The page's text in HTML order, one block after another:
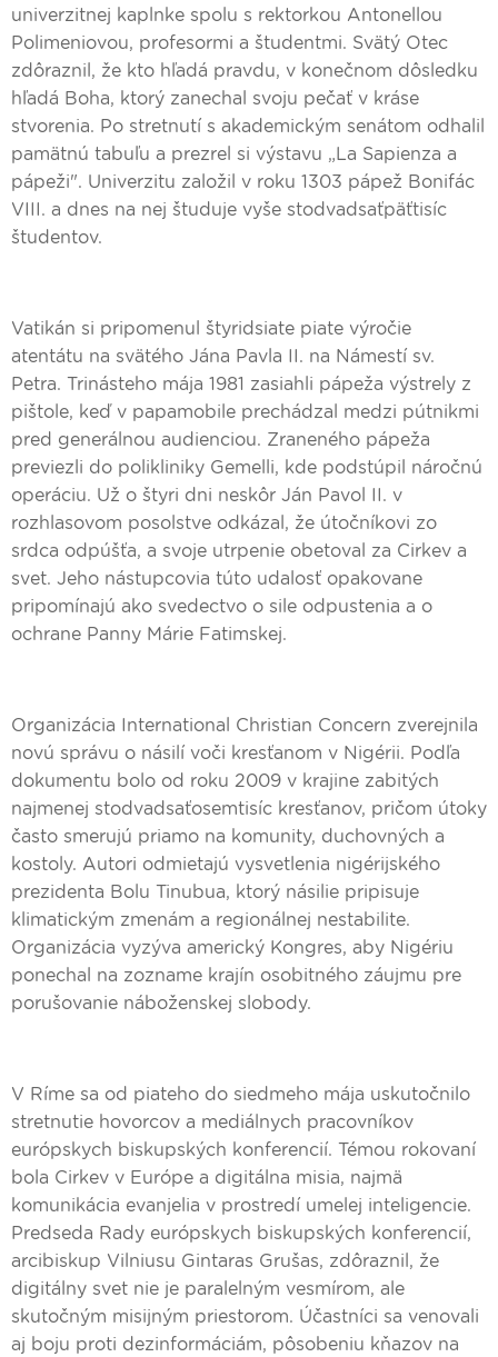
univerzitnej kaplnke spolu s rektorkou Antonellou
Polimeniovou, profesormi a študentmi. Svätý Otec
zdôraznil, že kto hľadá pravdu, v konečnom dôsledku
hľadá Boha, ktorý zanechal svoju pečať v kráse
stvorenia. Po stretnutí s akademickým senátom odhalil
pamätnú tabuľu a prezrel si výstavu „La Sapienza a
pápeži". Univerzitu založil v roku 1303 pápež Bonifác
VIII. a dnes na nej študuje vyše stodvadsaťpäťtisíc
študentov.
Vatikán si pripomenul štyridsiate piate výročie
atentátu na svätého Jána Pavla II. na Námestí sv.
Petra. Trinásteho mája 1981 zasiahli pápeža výstrely z
pištole, keď v papamobile prechádzal medzi pútnikmi
pred generálnou audienciou. Zraneného pápeža
previezli do polikliniky Gemelli, kde podstúpil náročnú
operáciu. Už o štyri dni neskôr Ján Pavol II. v
rozhlasovom posolstve odkázal, že útočníkovi zo
srdca odpúšťa, a svoje utrpenie obetoval za Cirkev a
svet. Jeho nástupcovia túto udalosť opakovane
pripomínajú ako svedectvo o sile odpustenia a o
ochrane Panny Márie Fatimskej.
Organizácia International Christian Concern zverejnila
novú správu o násilí voči kresťanom v Nigérii. Podľa
dokumentu bolo od roku 2009 v krajine zabitých
najmenej stodvadsaťosemtisíc kresťanov, pričom útoky
často smerujú priamo na komunity, duchovných a
kostoly. Autori odmietajú vysvetlenia nigérijského
prezidenta Bolu Tinubua, ktorý násilie pripisuje
klimatickým zmenám a regionálnej nestabilite.
Organizácia vyzýva americký Kongres, aby Nigériu
ponechal na zozname krajín osobitného záujmu pre
porušovanie náboženskej slobody.
V Ríme sa od piateho do siedmeho mája uskutočnilo
stretnutie hovorcov a mediálnych pracovníkov
európskych biskupských konferencií. Témou rokovaní
bola Cirkev v Európe a digitálna misia, najmä
komunikácia evanjelia v prostredí umelej inteligencie.
Predseda Rady európskych biskupských konferencií,
arcibiskup Vilniusu Gintaras Grušas, zdôraznil, že
digitálny svet nie je paralelným vesmírom, ale
skutočným misijným priestorom. Účastníci sa venovali
aj boju proti dezinformáciám, pôsobeniu kňazov na